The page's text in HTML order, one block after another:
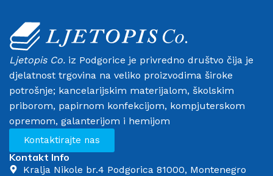
Ljetopis Co. iz Podgorice je privredno društvo čija je
djelatnost trgovina na veliko proizvodima široke
potrošnje; kancelarijskim materijalom, školskim
priborom, papirnom konfekcijom, kompjuterskom
opremom, galanterijom i hemijom
Kontaktirajte nas
Kontakt Info
Kralja Nikole br.4 Podgorica 81000, Montenegro